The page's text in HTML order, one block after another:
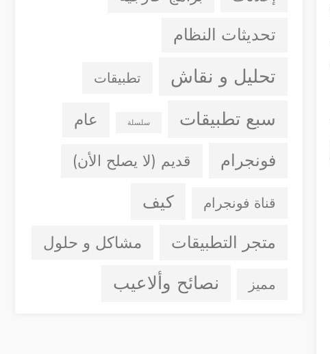
تحديثات النظام
تحليل و نقاش تطبيقات
سبع تطبيقات سلسلة عام
فونجرام قديم (لا يصلح الأن)
قناة فونجرام كيف
متجر التطبيقات مشاكل و حلول
مميز نصائح وألاعيب